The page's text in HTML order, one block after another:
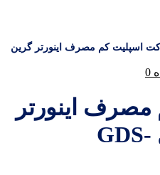
اسپلیت کم مصرف اینورتر گرین
0
اینورتر
گرین 18000 مدل GDS-